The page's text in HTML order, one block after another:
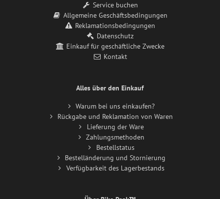
Service buchen
Allgemeine Geschäftsbedingungen
Reklamationsbedingungen
Datenschutz
Einkauf für geschäftliche Zwecke
Kontakt
Alles über den Einkauf
Warum bei uns einkaufen?
Rückgabe und Reklamation von Waren
Lieferung der Ware
Zahlungsmethoden
Bestellstatus
Bestelländerung und Stornierung
Verfügbarkeit des Lagerbestands